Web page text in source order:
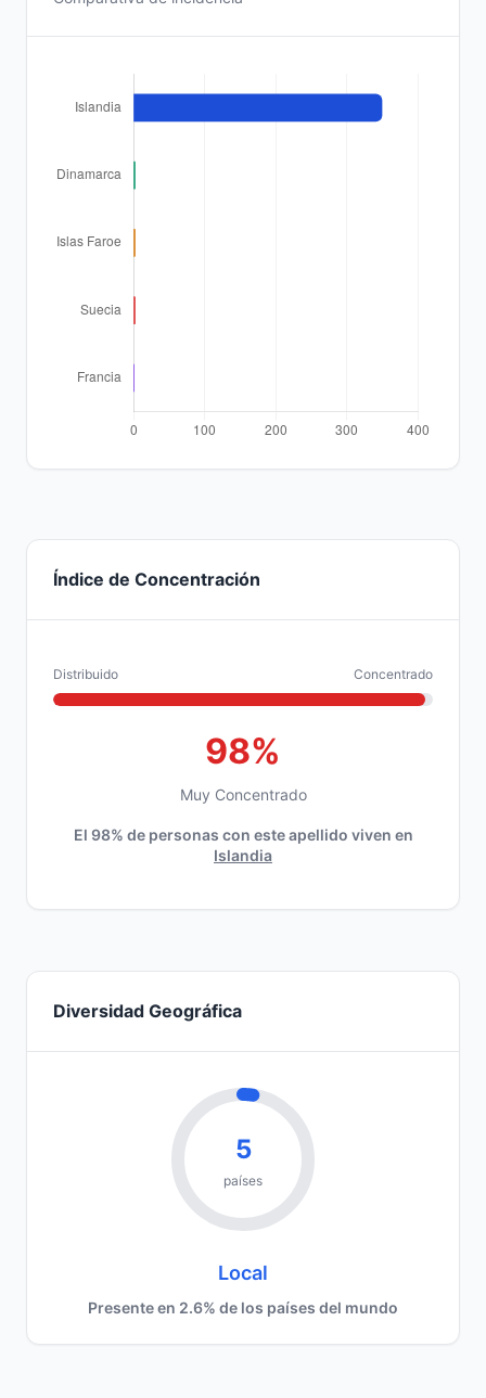
Índice de Concentración
Distribuido Concentrado
98%
Muy Concentrado
El 98% de personas con este apellido viven en
Islandia
Diversidad Geográfica
5
países
Local
Presente en 2.6% de los países del mundo